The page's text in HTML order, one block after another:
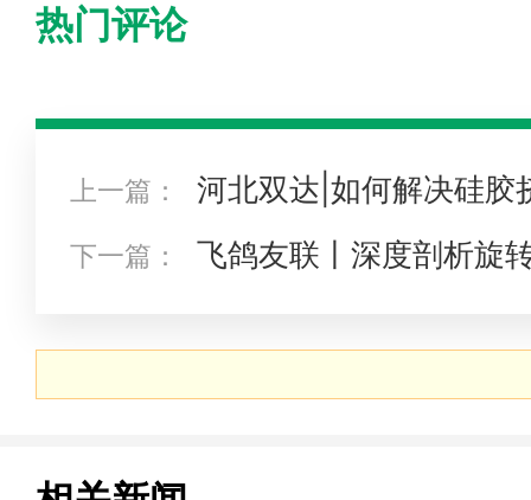
热门评论
上一篇：
河北双达|如何解决硅胶
度问题
下一篇：
飞鸽友联丨深度剖析旋